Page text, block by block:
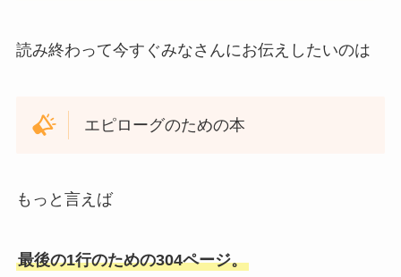
読み終わって今すぐみなさんにお伝えしたいのは
エピローグのための本
もっと言えば
最後の1行のための304ページ。